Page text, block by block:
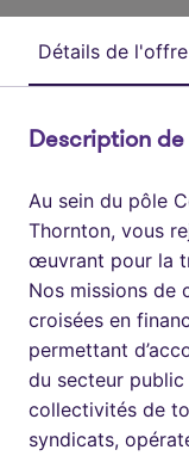
Détails de
Description
Au sein du pôle
Thornton, vous
œuvrant pour la
Nos missions de
croisées en
permettant
du secteur
collectivités de
syndicats,